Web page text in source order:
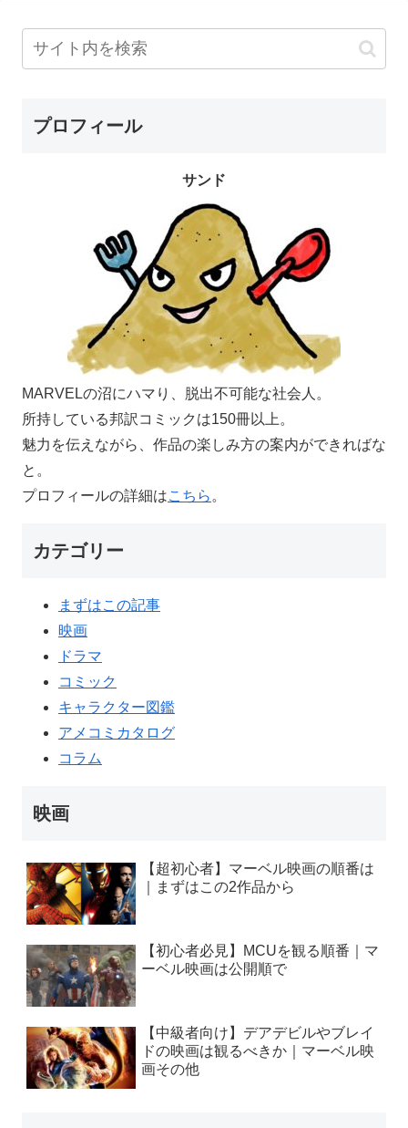
プロフィール
サンド
MARVELの沼にハマり、脱出不可能な社会人。
所持している邦訳コミックは150冊以上。
魅力を伝えながら、作品の楽しみ方の案内ができればな
と。
プロフィールの詳細はこちら 。
カテゴリー
まずはこの記事
映画
ドラマ
コミック
キャラクター図鑑
アメコミカタログ
コラム
映画
【超初心者】マーベル映画の順番は
｜まずはこの2作品から
【初心者必見】MCUを観る順番｜マ
ーベル映画は公開順で
【中級者向け】デアデビルやブレイ
ドの映画は観るべきか｜マーベル映
画その他